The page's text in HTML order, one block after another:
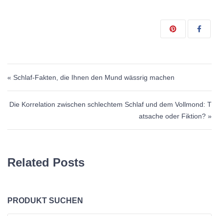
Beitragsnavigation
« Schlaf-Fakten, die Ihnen den Mund wässrig machen
Die Korrelation zwischen schlechtem Schlaf und dem Vollmond: T
atsache oder Fiktion? »
Related Posts
PRODUKT SUCHEN